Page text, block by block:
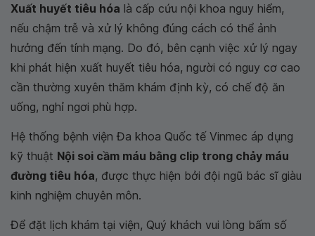
Xuất huyết tiêu hóa là cấp cứu nội khoa nguy hiểm,
nếu chậm trễ và xử lý không đúng cách có thể ảnh
hưởng đến tính mạng. Do đó, bên cạnh việc xử lý ngay
khi phát hiện xuất huyết tiêu hóa, người có nguy cơ cao
cần thường xuyên thăm khám định kỳ, có chế độ ăn
uống, nghỉ ngơi phù hợp.
Hệ thống bệnh viện Đa khoa Quốc tế Vinmec áp dụng
kỹ thuật Nội soi cầm máu bằng clip trong chảy máu
đường tiêu hóa, được thực hiện bởi đội ngũ bác sĩ giàu
kinh nghiệm chuyên môn.
Để đặt lịch khám tại viện, Quý khách vui lòng bấm số